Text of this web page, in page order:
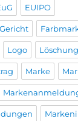
EUIPO
Logo Löschung
Marke